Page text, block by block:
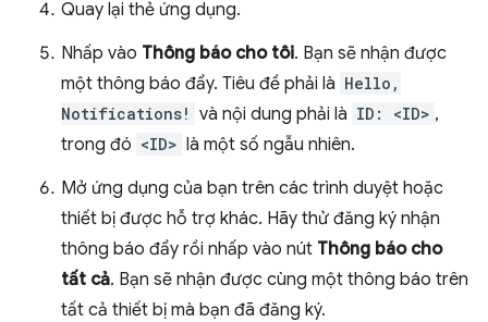
Quay lại thẻ ứng dụng.
Nhấp vào Thông báo cho tôi. Bạn sẽ nhận được
một thông báo đẩy. Tiêu đề phải là Hello,
Notifications! và nội dung phải là ID: <ID> ,
trong đó <ID> là một số ngẫu nhiên.
Mở ứng dụng của bạn trên các trình duyệt hoặc
thiết bị được hỗ trợ khác. Hãy thử đăng ký nhận
thông báo đẩy rồi nhấp vào nút Thông báo cho
tất cả. Bạn sẽ nhận được cùng một thông báo trên
tất cả thiết bị mà bạn đã đăng ký.